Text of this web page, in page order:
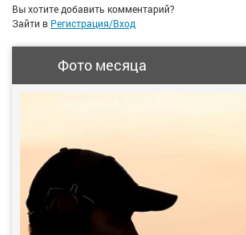
Вы хотите добавить комментарий?
Зайти в Регистрация/Вход
Фото месяца